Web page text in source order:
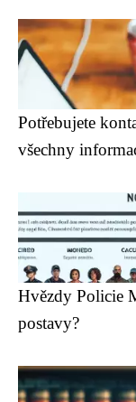
Potřebujete
všechny
Hvězdy Policie
postavy?